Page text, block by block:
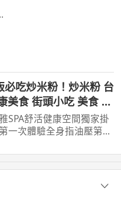
...
必吃炒米粉！炒米粉 台
美食 街頭小吃 美食 美
fyp food
streetfood
SPA舒活健康空間獨家掛
一次體驗全身指油壓第二